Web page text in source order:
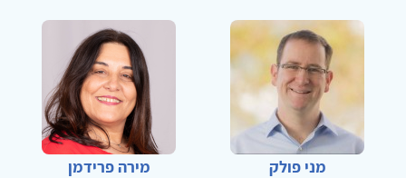
מני פולק מירה פרידמן